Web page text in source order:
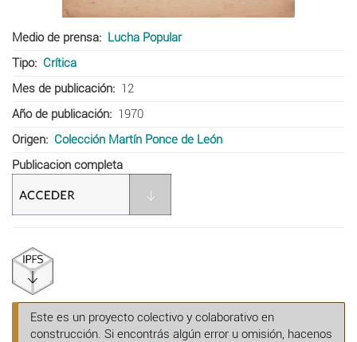
Medio de prensa
Lucha Popular
Tipo
Crítica
Mes de publicación
12
Año de publicación
1970
Origen
Colección Martín Ponce de León
Publicacion completa
Este es un proyecto colectivo y colaborativo en
construcción. Si encontrás algún error u omisión, hacenos